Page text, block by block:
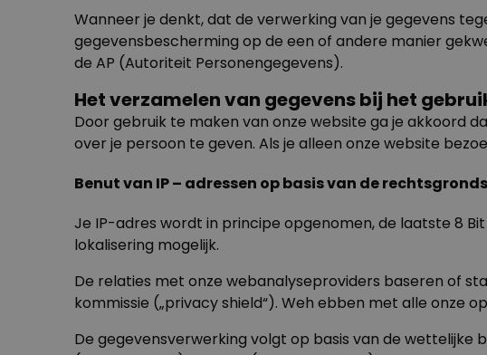
Wanneer je denkt, dat de verwerking van je gegevens
gegevensbescherming op de een of andere manier
de AP (Autoriteit Personengegevens).
Het verzamelen van gegevens bij het
Door gebruik te maken van onze website ga je akkoord
over je persoon te geven. Als je alleen onze website
Benut van IP – adressen op basis van de
Je IP-adres wordt in principe opgenomen, de laatste 8
lokalisering mogelijk.
De relaties met onze webanalyseproviders baseren of
kommissie („privacy shield“). Weh ebben met alle
De gegevensverwerking volgt op basis van de wettelijke